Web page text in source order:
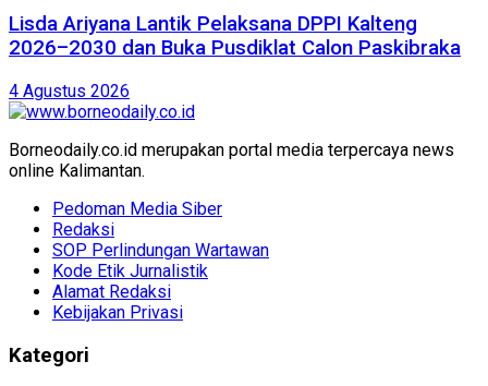
Lisda Ariyana Lantik Pelaksana DPPI Kalteng
2026–2030 dan Buka Pusdiklat Calon Paskibraka
4 Agustus 2026
Borneodaily.co.id merupakan portal media terpercaya news
online Kalimantan.
Pedoman Media Siber
Redaksi
SOP Perlindungan Wartawan
Kode Etik Jurnalistik
Alamat Redaksi
Kebijakan Privasi
Kategori